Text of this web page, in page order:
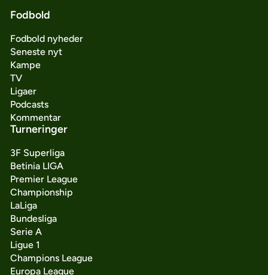
Fodbold
Fodbold nyheder
Seneste nyt
Kampe
TV
Ligaer
Podcasts
Kommentar
Turneringer
3F Superliga
Betinia LIGA
Premier League
Championship
LaLiga
Bundesliga
Serie A
Ligue 1
Champions League
Europa League